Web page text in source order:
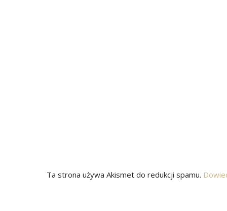
Ta strona używa Akismet do redukcji spamu.